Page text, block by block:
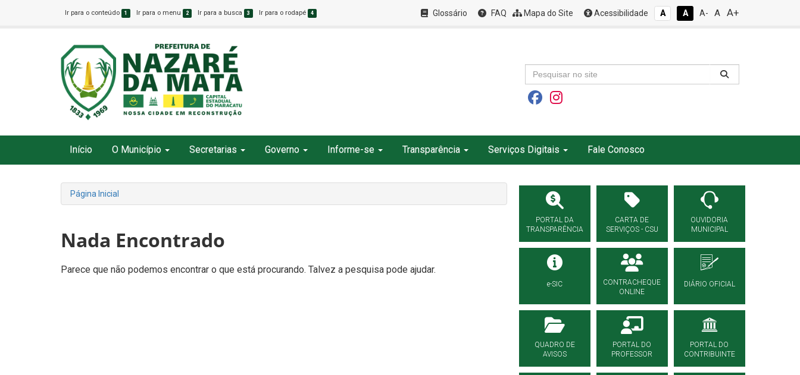
Ir para o conteúdo 1 Ir para o menu 2 Ir para a busca 3 Ir para o rodapé 4 Glossário FAQ Mapa do Site Acessibilidade A A A- A A+
Início O Município Secretarias Governo Informe-se Transparência Serviços Digitais Fale Conosco
Página Inicial
Nada Encontrado
Parece que não podemos encontrar o que está procurando. Talvez a pesquisa pode ajudar.
PORTAL DA
TRANSPARÊNCIA
CARTA DE
SERVIÇOS - CSU
OUVIDORIA
MUNICIPAL
e-SIC
CONTRACHEQUE
ONLINE
DIÁRIO OFICIAL
QUADRO DE
AVISOS
PORTAL DO
PROFESSOR
PORTAL DO
CONTRIBUINTE